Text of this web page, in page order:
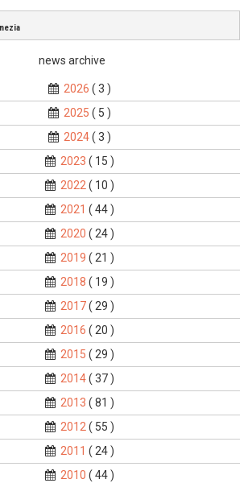
news archive
2026 ( 3 )
2025 ( 5 )
2024( 3 )
2023 ( 15 )
2022 ( 10 )
2021 ( 44 )
2020 ( 24 )
2019 ( 21 )
2018 ( 19 )
2017( 29 )
2016 ( 20 )
2015 ( 29 )
2014( 37 )
2013 ( 81 )
2012 ( 55 )
2011 ( 24 )
2010 ( 44 )